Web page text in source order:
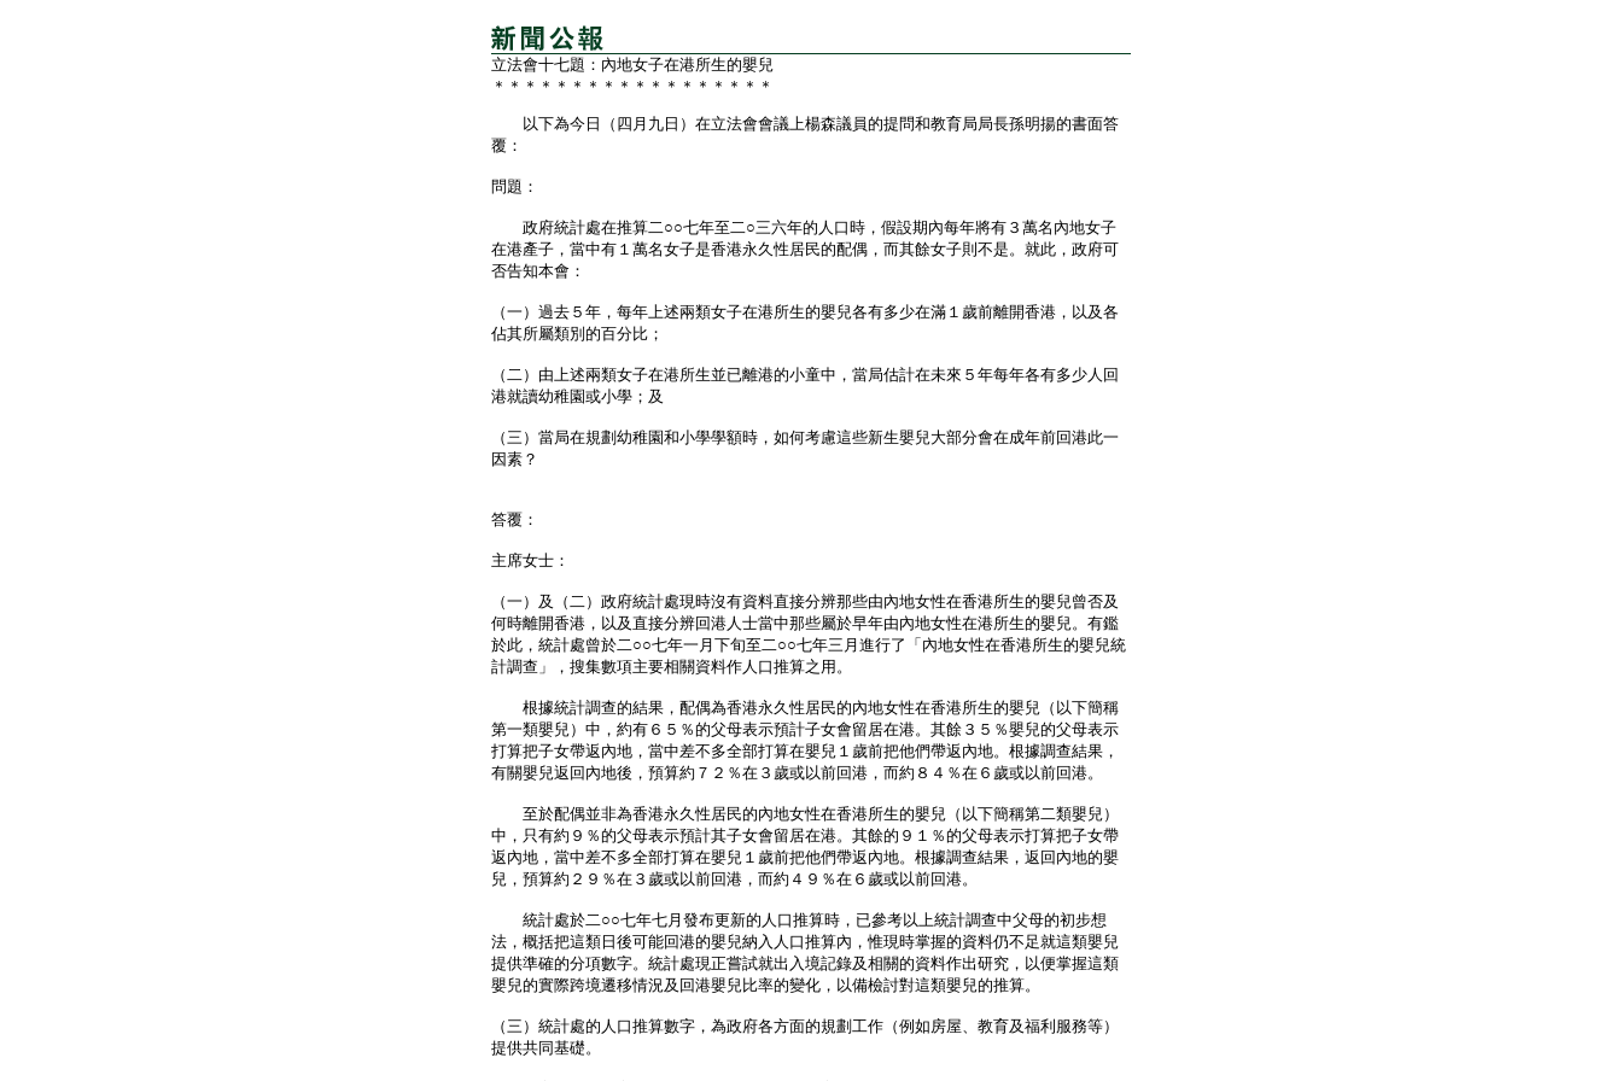
立法會十七題：內地女子在港所生的嬰兒
＊＊＊＊＊＊＊＊＊＊＊＊＊＊＊＊＊＊
以下為今日（四月九日）在立法會會議上楊森議員的提問和教育局局長孫明揚的書面答
覆：
問題：
政府統計處在推算二○○七年至二○三六年的人口時，假設期內每年將有３萬名內地女子
在港產子，當中有１萬名女子是香港永久性居民的配偶，而其餘女子則不是。就此，政府可
否告知本會：
（一）過去５年，每年上述兩類女子在港所生的嬰兒各有多少在滿１歲前離開香港，以及各
佔其所屬類別的百分比；
（二）由上述兩類女子在港所生並已離港的小童中，當局估計在未來５年每年各有多少人回
港就讀幼稚園或小學；及
（三）當局在規劃幼稚園和小學學額時，如何考慮這些新生嬰兒大部分會在成年前回港此一
因素？
答覆：
主席女士：
（一）及（二）政府統計處現時沒有資料直接分辨那些由內地女性在香港所生的嬰兒曾否及
何時離開香港，以及直接分辨回港人士當中那些屬於早年由內地女性在港所生的嬰兒。有鑑
於此，統計處曾於二○○七年一月下旬至二○○七年三月進行了「內地女性在香港所生的嬰兒統
計調查」，搜集數項主要相關資料作人口推算之用。
根據統計調查的結果，配偶為香港永久性居民的內地女性在香港所生的嬰兒（以下簡稱
第一類嬰兒）中，約有６５％的父母表示預計子女會留居在港。其餘３５％嬰兒的父母表示
打算把子女帶返內地，當中差不多全部打算在嬰兒１歲前把他們帶返內地。根據調查結果，
有關嬰兒返回內地後，預算約７２％在３歲或以前回港，而約８４％在６歲或以前回港。
至於配偶並非為香港永久性居民的內地女性在香港所生的嬰兒（以下簡稱第二類嬰兒）
中，只有約９％的父母表示預計其子女會留居在港。其餘的９１％的父母表示打算把子女帶
返內地，當中差不多全部打算在嬰兒１歲前把他們帶返內地。根據調查結果，返回內地的嬰
兒，預算約２９％在３歲或以前回港，而約４９％在６歲或以前回港。
統計處於二○○七年七月發布更新的人口推算時，已參考以上統計調查中父母的初步想
法，概括把這類日後可能回港的嬰兒納入人口推算內，惟現時掌握的資料仍不足就這類嬰兒
提供準確的分項數字。統計處現正嘗試就出入境記錄及相關的資料作出研究，以便掌握這類
嬰兒的實際跨境遷移情況及回港嬰兒比率的變化，以備檢討對這類嬰兒的推算。
（三）統計處的人口推算數字，為政府各方面的規劃工作（例如房屋、教育及福利服務等）
提供共同基礎。